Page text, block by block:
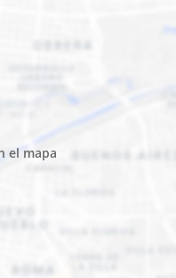
el mapa